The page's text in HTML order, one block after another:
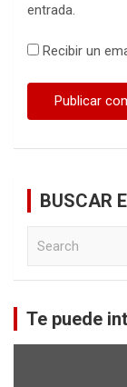
entrada.
Recibir un
BUSCAR
c
h
Te puede